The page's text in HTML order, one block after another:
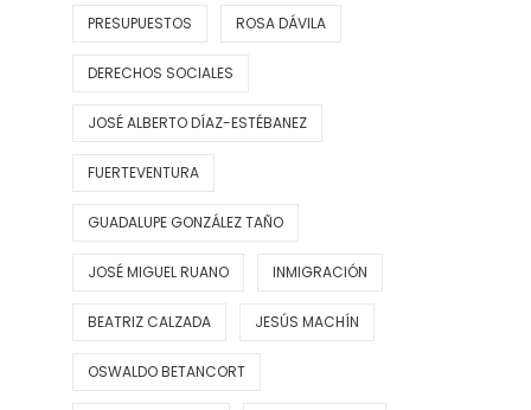
PRESUPUESTOS ROSA DÁVILA
DERECHOS SOCIALES
JOSÉ ALBERTO DÍAZ-ESTÉBANEZ
FUERTEVENTURA
GUADALUPE GONZÁLEZ TAÑO
JOSÉ MIGUEL RUANO INMIGRACIÓN
BEATRIZ CALZADA JESÚS MACHÍN
OSWALDO BETANCORT